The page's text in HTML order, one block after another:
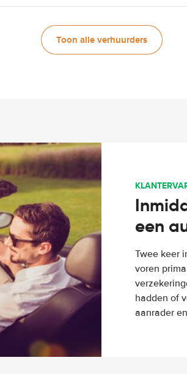
Toon alle verhuurders
een
Twee keer
voren
hadden of
aanrader